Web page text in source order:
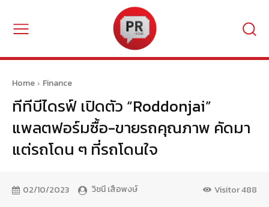
Home Finance
ทีทีบีไดรฟ์ เปิดตัว “Roddonjai”
แพลตฟอร์มซื้อ-ขายรถคุณภาพ คัดมา
แต่รถโดน ๆ ที่รถโดนใจ
02/10/2023 วิชนี เสือพงษ์ Visitor488